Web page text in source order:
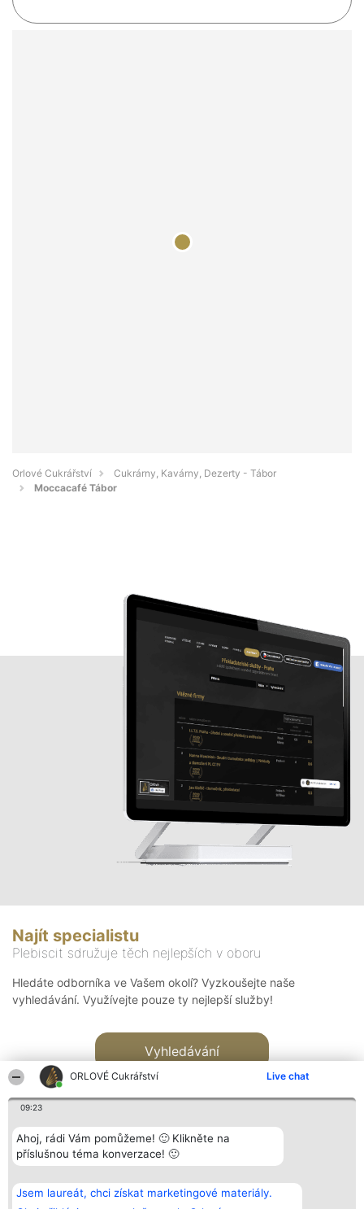
ORLOVÉ Cukrářství Live chat
09:23
Ahoj, rádi Vám pomůžeme! 🙂 Klikněte na
příslušnou téma konverzace! 🙂
Jsem laureát, chci získat marketingové materiály.
Orlové Cukrářství
Cukrárny, Kavárny, Dezerty - Tábor
Moccacafé Tábor
Najít specialistu
Plebiscit sdružuje těch nejlepších v oboru
Hledáte odborníka ve Vašem okolí? Vyzkoušejte naše
vyhledávání. Využívejte pouze ty nejlepší služby!
Vyhledávání
Bright Side Solutions sp. z o.
o. sp. k.
ul. Ruska 22
Vítězové
Seznam všech
laureátů
Kontakt